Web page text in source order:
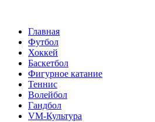
Главная
Футбол
Хоккей
Баскетбол
Фигурное катание
Теннис
Волейбол
Гандбол
VM-Культура